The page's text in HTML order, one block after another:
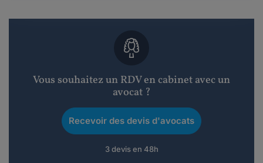
Vous souhaitez un RDV en cabinet avec un
avocat ?
Recevoir des devis d'avocats
3 devis en 48h